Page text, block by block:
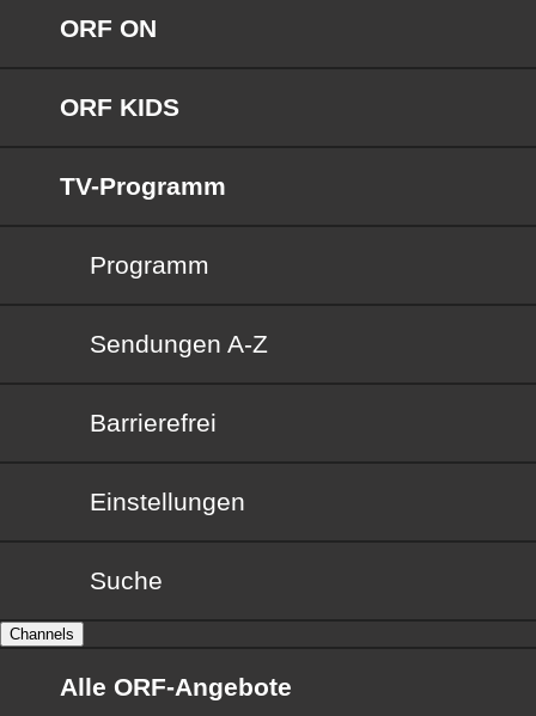
ORF ON
ORF KIDS
TV-Programm
Programm
Sendungen von A bis Z
Sendungen A-Z
Barrierefrei
Barrierefrei
Einstellungen
Suche
Channels
Alle ORF-Angebote